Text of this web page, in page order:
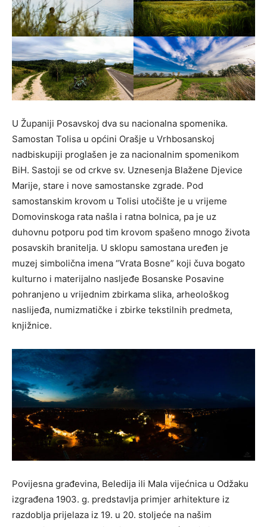
U Županiji Posavskoj dva su nacionalna spomenika.
Samostan Tolisa u općini Orašje u Vrhbosanskoj
nadbiskupiji proglašen je za nacionalnim spomenikom
BiH. Sastoji se od crkve sv. Uznesenja Blažene Djevice
Marije, stare i nove samostanske zgrade. Pod
samostanskim krovom u Tolisi utočište je u vrijeme
Domovinskoga rata našla i ratna bolnica, pa je uz
duhovnu potporu pod tim krovom spašeno mnogo života
posavskih branitelja. U sklopu samostana uređen je
muzej simbolična imena “Vrata Bosne” koji čuva bogato
kulturno i materijalno nasljeđe Bosanske Posavine
pohranjeno u vrijednim zbirkama slika, arheološkog
naslijeđa, numizmatičke i zbirke tekstilnih predmeta,
knjižnice.
Povijesna građevina, Beledija ili Mala vijećnica u Odžaku
izgrađena 1903. g. predstavlja primjer arhitekture iz
razdoblja prijelaza iz 19. u 20. stoljeće na našim